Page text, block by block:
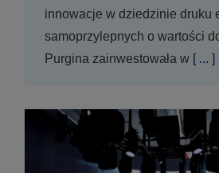
innowacje w dziedzinie druku
samoprzylepnych o wartości
Purgina zainwestowała w[ ... ]